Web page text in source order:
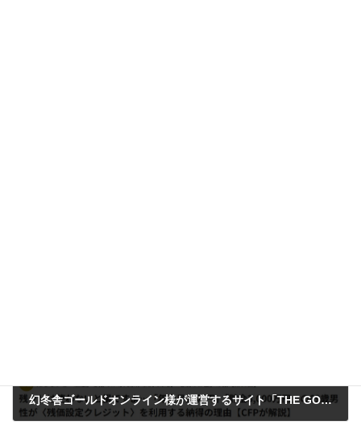
幻冬舎ゴールドオンライン様が運営するサイト「THE GOLD60」で記事を執筆させていただきました